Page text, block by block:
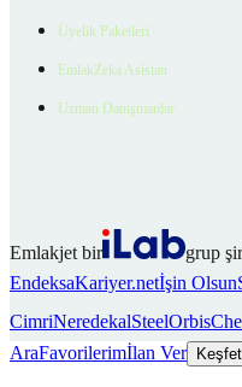
Üyelik Paketleri
EmlakZeka Asistan
Uzman Danışmanlar
Emlakjet bir
grup
EndeksaKariyer.netİşin Olsun
CimriNeredekalSteelOrbis
AraFavorilerimİlan Ver Keşfet